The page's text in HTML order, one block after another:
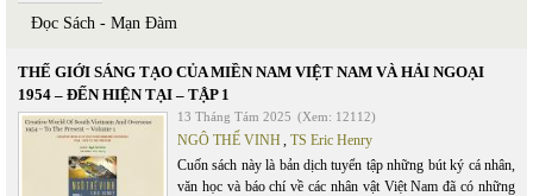
Đọc Sách - Mạn Đàm
THẾ GIỚI SÁNG TẠO CỦA MIỀN NAM VIỆT NAM VÀ HẢI NGOẠI
1954 – ĐẾN HIỆN TẠI – TẬP 1
13 Tháng Tám 2025 (Xem: 12112)
NGÔ THẾ VINH, TS Eric Henry
Cuốn sách này là bản dịch tuyển tập những bút ký cá nhân,
văn học và báo chí về các nhân vật Việt Nam đã có những